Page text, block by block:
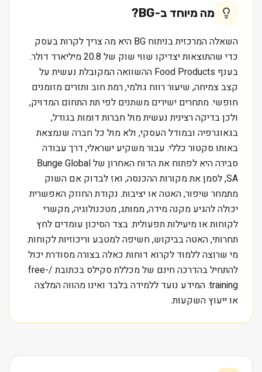
מה מיוחד ב-BG
?
השאלה המרכזית בניתוח BG היא מה צריך לקרות בעסק
כדי שהתוצאות יצדיקו שווי שוק של 20.8 מיליארד דולר.
בענף Food Products ההשוואה המקובלת נעשית על
קצב צמיחה, שיעור רווח גולמי, רמת חוב ותזרים מזומנים
חופשי. מתחרים ישירים משתנים לפי תת התחום המדויק,
ולכן בדיקה רצינית נעשית מול חברות דומות בגודל,
בגאוגרפיה ובמודל העסקי, ולא מול כל חברה שנמצאת
באותו סקטור כללי. עבור משקיע ישראלי, דרך עבודה
סבירה היא לפתוח את הדוח האחרון של Bunge Global
SA, לסמן את מקורות ההכנסה, ואז לבדוק אם השוק
מתמחר שיפור, האטה או יציבות. נקודת החוזק האפשרית
יכולה להגיע מקנה מידה, ממותג, מטכנולוגיה, מקשרי
לקוחות או מיעילות תפעולית. בצד הסיכון עומדים לחץ
תחרותי, האטה בביקוש, חשיפה למטבע וריכוזיות לקוחות.
מי שרוצה ללמוד לקרוא דוחות כאלה בצורה מסודרת יכול
להתחיל בהדרכה חינם של מכללת סקילס בכתובת /free-
training. המידע נועד ללמידה בלבד ואינו מהווה המלצה
או ייעוץ השקעות.